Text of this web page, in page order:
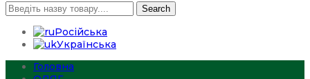
Search
Російська
Українська
Головна